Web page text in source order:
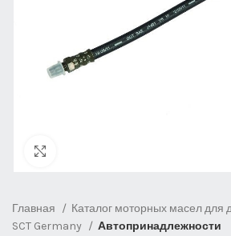
Главная
Каталог моторных масел для
SCT Germany
Автопринадлежности